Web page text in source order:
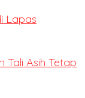
Lapas
Tali Asih Tetap